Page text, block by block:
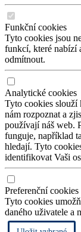
Funkční cookies
Tyto cookies jsou
funkcí, které nabízí
odmítnout.
Analytické cookies
Tyto cookies slouží
nám rozpoznat a
používají náš web.
funguje, například
hledají. Tyto
identifikovat Vaši
Preferenční cookies
Tyto cookies
daného uživatele a